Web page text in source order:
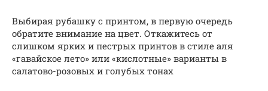
Выбирая рубашку с принтом, в первую очередь
обратите внимание на цвет. Откажитесь от
слишком ярких и пестрых принтов в стиле аля
«гавайское лето» или «кислотные» варианты в
салатово-розовых и голубых тонах